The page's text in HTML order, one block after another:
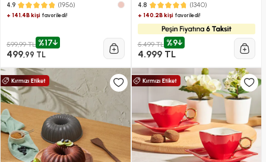
4.9 (1956)
+ 141.4B kişi favoriledi!
599,99 TL %17
499,99 TL
4.8 (1340)
+ 140.2B kişifavoriledi!
5.499 TL %9
4.999 TL